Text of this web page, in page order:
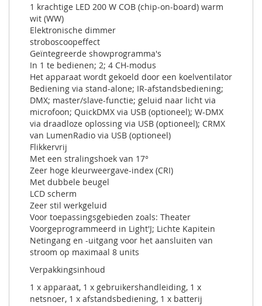
1 krachtige LED 200 W COB (chip-on-board) warm
wit (WW)
Elektronische dimmer
stroboscoopeffect
Geïntegreerde showprogramma's
In 1 te bedienen; 2; 4 CH-modus
Het apparaat wordt gekoeld door een koelventilator
Bediening via stand-alone; IR-afstandsbediening;
DMX; master/slave-functie; geluid naar licht via
microfoon; QuickDMX via USB (optioneel); W-DMX
via draadloze oplossing via USB (optioneel); CRMX
van LumenRadio via USB (optioneel)
Flikkervrij
Met een stralingshoek van 17°
Zeer hoge kleurweergave-index (CRI)
Met dubbele beugel
LCD scherm
Zeer stil werkgeluid
Voor toepassingsgebieden zoals: Theater
Voorgeprogrammeerd in Light'J; Lichte Kapitein
Netingang en -uitgang voor het aansluiten van
stroom op maximaal 8 units
Verpakkingsinhoud
1 x apparaat, 1 x gebruikershandleiding, 1 x
netsnoer, 1 x afstandsbediening, 1 x batterij